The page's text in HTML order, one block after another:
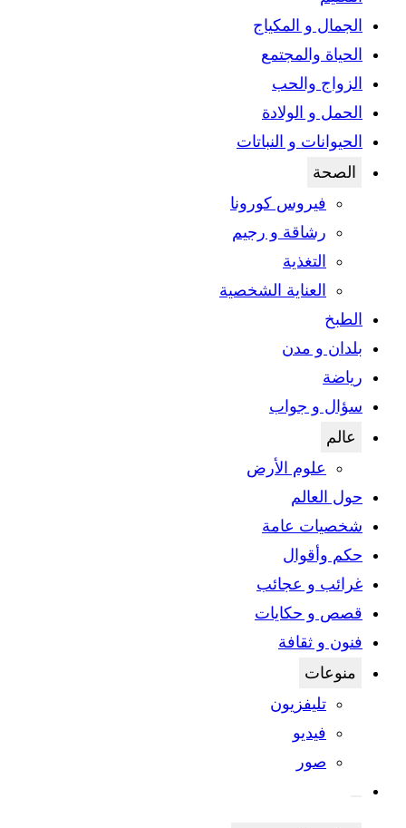
الجمال و المكياج
الحياة والمجتمع
الزواج والحب
الحمل و الولادة
الحيوانات و النباتات
الصحة
فيروس كورونا
رشاقة و رجيم
التغذية
العناية الشخصية
الطبخ
بلدان و مدن
رياضة
سؤال و جواب
عالم
علوم الأرض
حول العالم
شخصيات عامة
حكم وأقوال
غرائب و عجائب
قصص و حكايات
فنون و ثقافة
منوعات
تليفزيون
فيديو
صور